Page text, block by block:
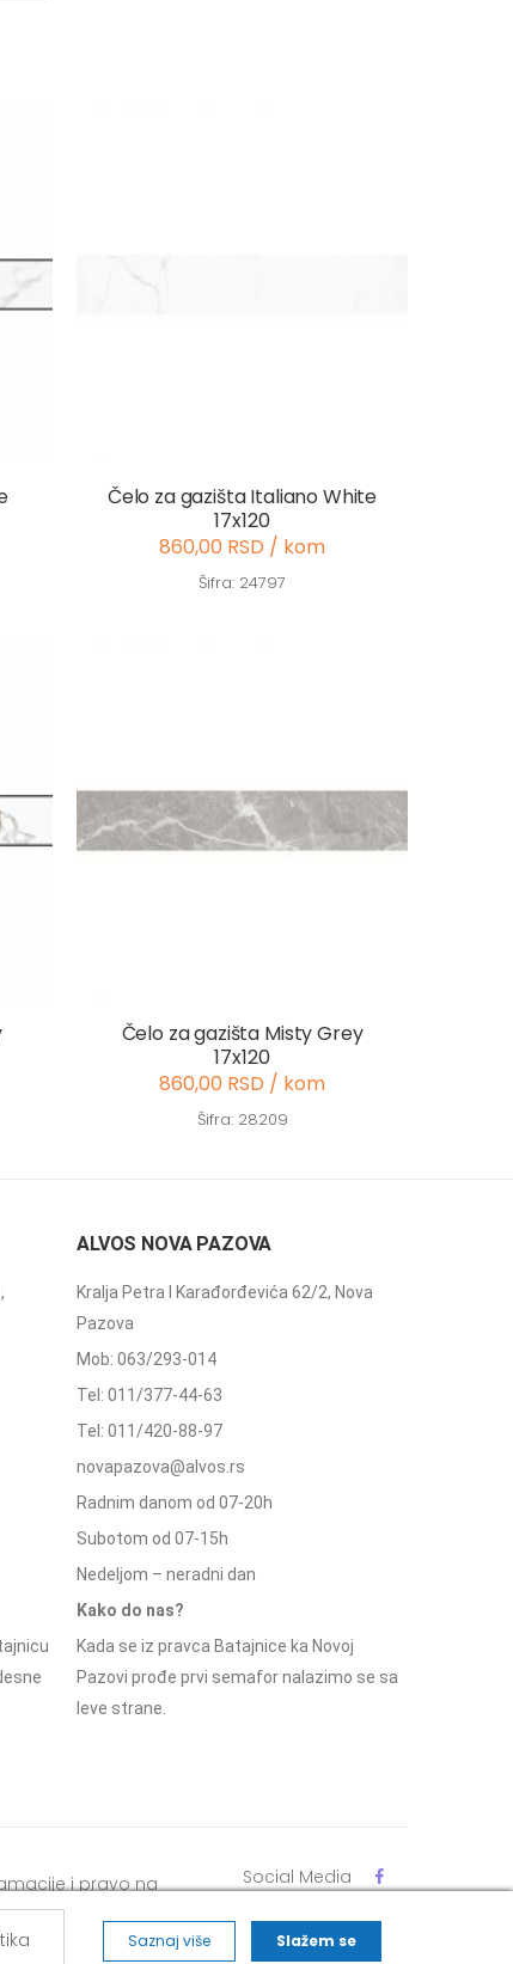
Čelo za gazišta Italiano White
17x120
860,00 RSD / kom
Šifra: 24797
Čelo za gazišta Misty Grey
17x120
860,00 RSD / kom
Šifra: 28209
ALVOS NOVA PAZOVA
Kralja Petra I Karađorđevića 62/2, Nova
Pazova
Mob: 063/293-014
Tel: 011/377-44-63
Tel: 011/420-88-97
novapazova@alvos.rs
Radnim danom od 07-20h
Subotom od 07-15h
Nedeljom – neradni dan
Kako do nas?
Kada se iz pravca Batajnice ka Novoj
Pazovi prođe prvi semafor nalazimo se sa
leve strane.
i pravo na
Social Media
Saznaj više Slažem se